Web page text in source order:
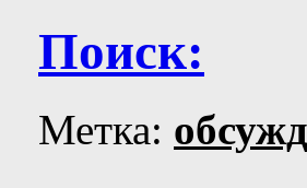
Поиск:
Метка: